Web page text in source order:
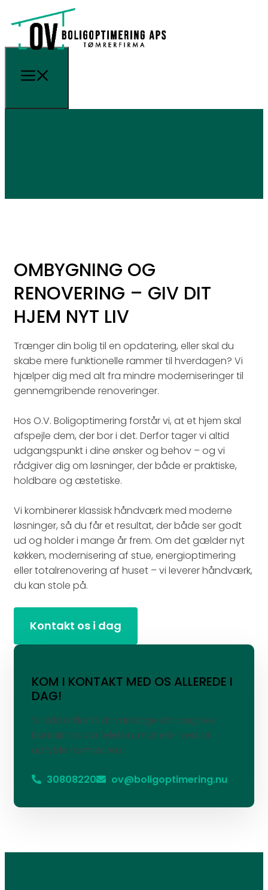
OMBYGNING OG
RENOVERING – GIV DIT
HJEM NYT LIV
Trænger din bolig til en opdatering, eller skal du
skabe mere funktionelle rammer til hverdagen? Vi
hjælper dig med alt fra mindre moderniseringer til
gennemgribende renoveringer.
Hos O.V. Boligoptimering forstår vi, at et hjem skal
afspejle dem, der bor i det. Derfor tager vi altid
udgangspunkt i dine ønsker og behov – og vi
rådgiver dig om løsninger, der både er praktiske,
holdbare og æstetiske.
Vi kombinerer klassisk håndværk med moderne
løsninger, så du får et resultat, der både ser godt
ud og holder i mange år frem. Om det gælder nyt
køkken, modernisering af stue, energioptimering
eller totalrenovering af huset – vi leverer håndværk,
du kan stole på.
Kontakt os i dag
KOM I KONTAKT MED OS ALLEREDE I
DAG!
Vi sidder klar til at varetage din opgave.
Kontakt os via telefon, mail eller ved at
udfylde formularen.
30808220 ov@boligoptimering.nu